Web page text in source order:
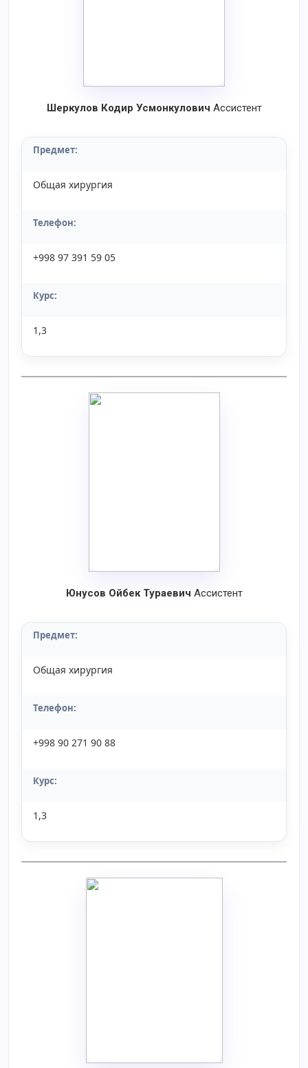
Шеркулов Кодир Усмонкулович Ассистент
Предмет:
Общая хирургия
Телефон:
+998 97 391 59 05
Курс:
1,3
Юнусов Ойбек Тураевич Ассистент
Предмет:
Общая хирургия
Телефон:
+998 90 271 90 88
Курс:
1,3